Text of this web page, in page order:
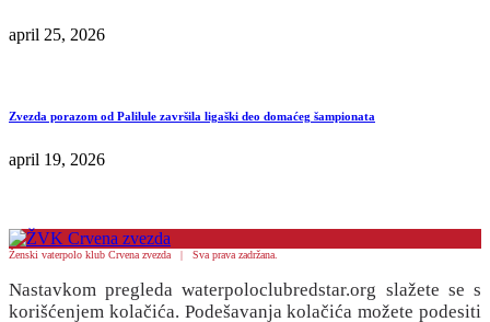
april 25, 2026
Zvezda porazom od Palilule završila ligaški deo domaćeg šampionata
april 19, 2026
Ženski vaterpolo klub Crvena zvezda | Sva prava zadržana.
Nastavkom pregleda waterpoloclubredstar.org slažete se s
korišćenjem kolačića. Podešavanja kolačića možete podesiti